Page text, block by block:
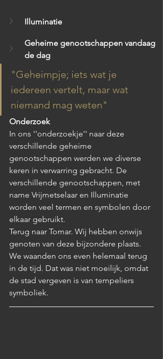
Illuminatie
Geheime genootschappen vandaag
de dag
"Geheimpje; iets wat je
iedereen vertelt, maar wat
niemand mag weten"
Onderzoek
In ons ''onderzoekje'' naar deze
verschillende geheime
genootschappen werden we diverse
keren in verwarring gebracht. De
verschillende genootschappen, met
name Vrijmetselaar en Illuminatie
worden veel termen en symbolen door
elkaar gebruikt.
Terug naar Tomar. Wij hebben onwijs
genoten van deze bijzondere plaats.
We waanden ons even helemaal terug
in de tijd. Dat was niet moeilijk, omdat
de stad vergeven is van tempeliers
symboliek.